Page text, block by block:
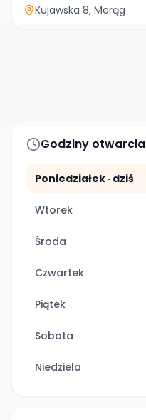
Kujawska 8, Morąg
Godziny otwarcia
Poniedziałek · dziś
Wtorek
Środa
Czwartek
Piątek
Sobota
Niedziela